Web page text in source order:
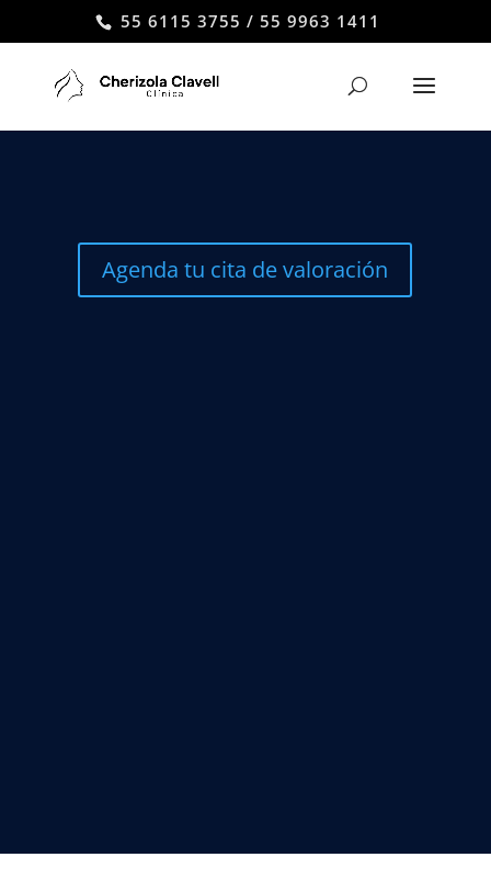
55 6115 3755 / 55 9963 1411
Agenda tu cita de valoración